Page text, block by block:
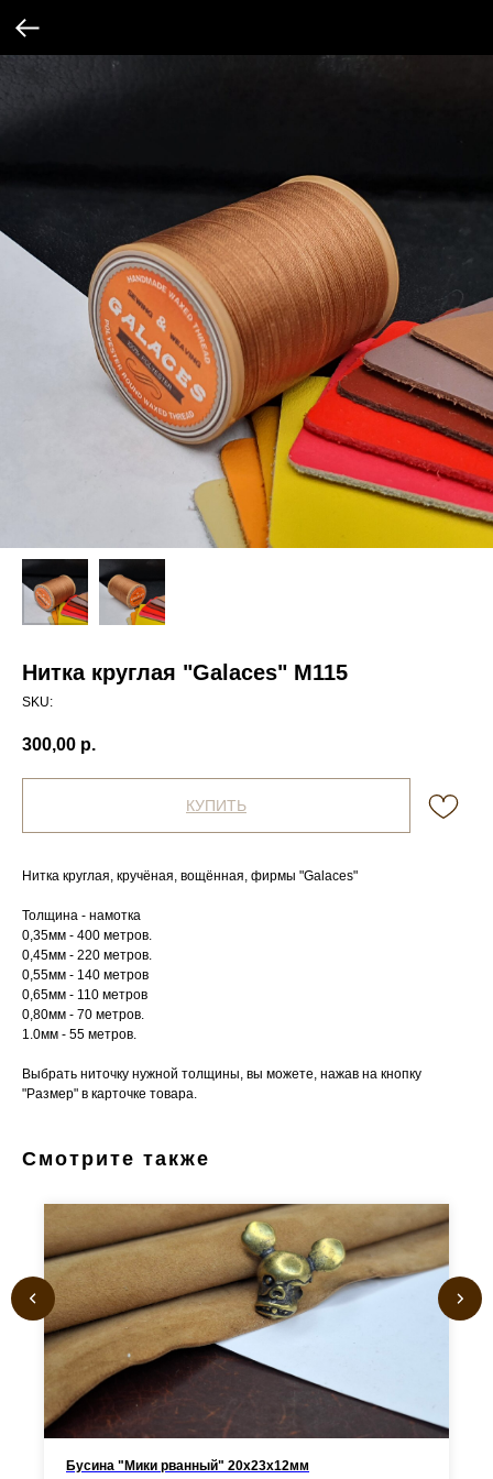
Нитка круглая "Galaces" М115
SKU:
300,00 р.
КУПИТЬ
Нитка круглая, кручёная, вощённая, фирмы "Galaces"
Толщина - намотка
0,35мм - 400 метров.
0,45мм - 220 метров.
0,55мм - 140 метров
0,65мм - 110 метров
0,80мм - 70 метров.
1.0мм - 55 метров.
Выбрать ниточку нужной толщины, вы можете, нажав на кнопку
"Размер" в карточке товара.
Смотрите также
Бусина "Мики рванный" 20х23х12мм